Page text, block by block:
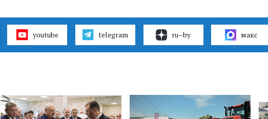
youtube telegram ru–by макс